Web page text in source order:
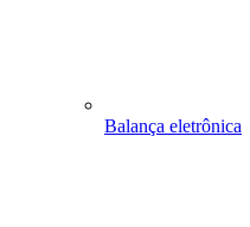
Balança eletrônica